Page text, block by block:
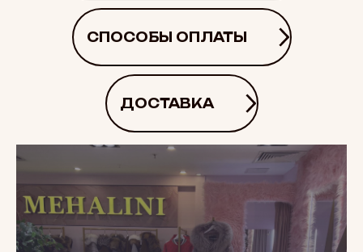
СПОСОБЫ ОПЛАТЫ
ДОСТАВКА